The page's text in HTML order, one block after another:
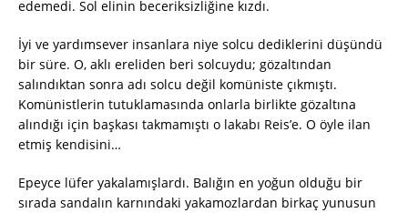
edemedi. Sol elinin beceriksizliğine kızdı.
İyi ve yardımsever insanlara niye solcu dediklerini düşündü
bir süre. O, aklı ereliden beri solcuydu; gözaltından
salındıktan sonra adı solcu değil komüniste çıkmıştı.
Komünistlerin tutuklamasında onlarla birlikte gözaltına
alındığı için başkası takmamıştı o lakabı Reis’e. O öyle ilan
etmiş kendisini…
Epeyce lüfer yakalamışlardı. Balığın en yoğun olduğu bir
sırada sandalın karnındaki yakamozlardan birkaç yunusun